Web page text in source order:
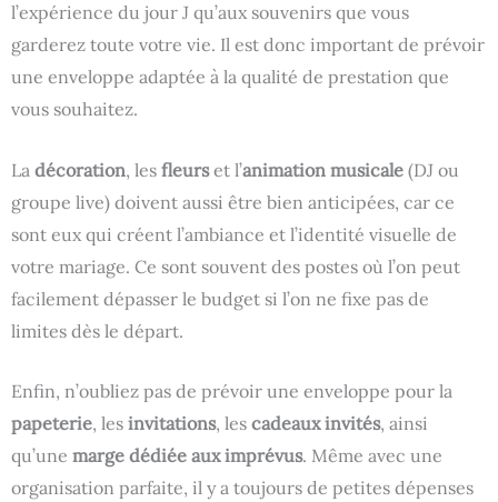
l’expérience du jour J qu’aux souvenirs que vous
garderez toute votre vie. Il est donc important de prévoir
une enveloppe adaptée à la qualité de prestation que
vous souhaitez.
La décoration, les fleurset l’animation musicale (DJ ou
groupe live) doivent aussi être bien anticipées, car ce
sont eux qui créent l’ambiance et l’identité visuelle de
votre mariage. Ce sont souvent des postes où l’on peut
facilement dépasser le budget si l’on ne fixe pas de
limites dès le départ.
Enfin, n’oubliez pas de prévoir une enveloppe pour la
papeterie, les invitations, les cadeaux invités, ainsi
qu’une marge dédiée aux imprévus. Même avec une
organisation parfaite, il y a toujours de petites dépenses